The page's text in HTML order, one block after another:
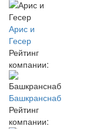
Арис и
Гесер
Рейтинг
компании:
Башкранснаб
Рейтинг
компании: